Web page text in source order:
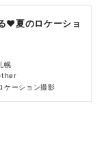
♥夏のロケーショ
幌
ケーション撮影